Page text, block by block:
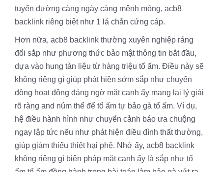
tuyến đường càng ngày càng mênh mông, acb8
backlink riêng biệt như 1 lá chắn cứng cáp.
Hơn nữa, acb8 backlink thường xuyên nghiệp ráng
đổi sắp như phương thức bảo mật thông tin bắt đầu,
dựa vào hung tàn liệu từ hàng triệu tổ ấm. Điều này sẽ
không riêng gì giúp phát hiện sớm sắp như chuyển
động hoạt động đáng ngờ mặt cạnh ấy mang lại lý giải
rõ ràng and núm thể để tổ ấm tự bảo gà tổ ấm. Ví dụ,
hệ điều hành hình như chuyển cảnh báo ưa chuộng
ngay lập tức nếu như phát hiện điều đình thất thường,
giúp giảm thiểu thiệt hại phệ. Nhờ ấy, acb8 backlink
không riêng gì biện pháp mặt cạnh ấy là sắp như tổ